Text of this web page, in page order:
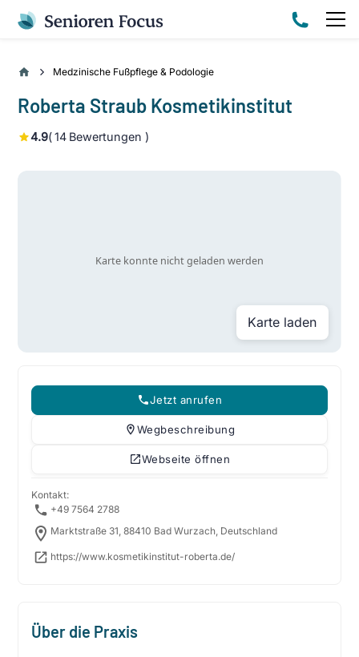
Medzinische Fußpflege & Podologie
Roberta Straub Kosmetikinstitut
4.9(14 Bewertungen )
Karte laden
Jetzt anrufen
Wegbeschreibung
Webseite öffnen
Kontakt:
+49 7564 2788
Marktstraße 31, 88410 Bad Wurzach, Deutschland
https://www.kosmetikinstitut-roberta.de/
Über die Praxis